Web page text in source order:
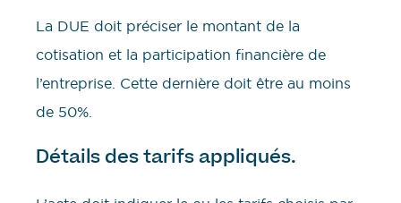
La DUE doit préciser le montant de la
cotisation et la participation financière de
l’entreprise. Cette dernière doit être au moins
de 50%.
Détails des tarifs appliqués.